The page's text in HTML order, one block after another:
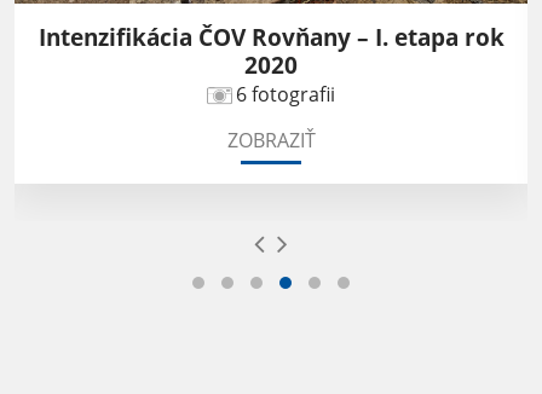
Intenzifikácia ČOV Rovňany – I. etapa rok
2020
6 fotografii
ZOBRAZIŤ